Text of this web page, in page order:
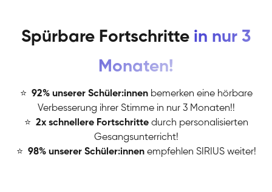
Spürbare Fortschritte in nur 3
Monaten!
⭐ 92% unserer Schüler:innen bemerken eine hörbare
Verbesserung ihrer Stimme in nur 3 Monaten!!
⭐ 2x schnellere Fortschritte durch personalisierten
Gesangsunterricht!
⭐ 98% unserer Schüler:innen empfehlen SIRIUS weiter!